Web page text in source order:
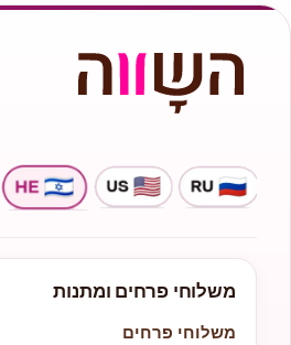
משלוחי פרחים ומתנות
משלוחי פרחים